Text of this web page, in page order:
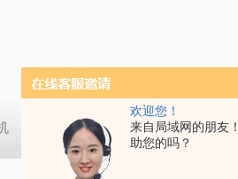
欢迎您！
来自局域网的朋友
助您的吗？
日本大塚otsuka MINUK 3D显微镜